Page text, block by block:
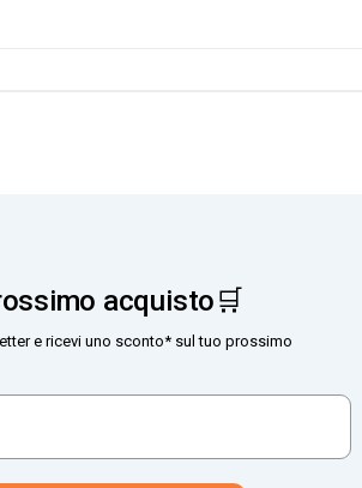
acquisto🛒
e ricevi uno sconto* sul tuo prossimo